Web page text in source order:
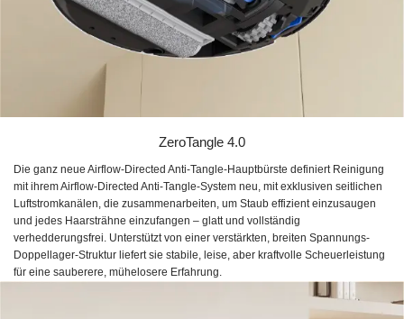
ZeroTangle 4.0
Die ganz neue Airflow-Directed Anti-Tangle-Hauptbürste definiert Reinigung
mit ihrem Airflow-Directed Anti-Tangle-System neu, mit exklusiven seitlichen
Luftstromkanälen, die zusammenarbeiten, um Staub effizient einzusaugen
und jedes Haarsträhne einzufangen – glatt und vollständig
verhedderungsfrei. Unterstützt von einer verstärkten, breiten Spannungs-
Doppellager-Struktur liefert sie stabile, leise, aber kraftvolle Scheuerleistung
für eine sauberere, mühelosere Erfahrung.